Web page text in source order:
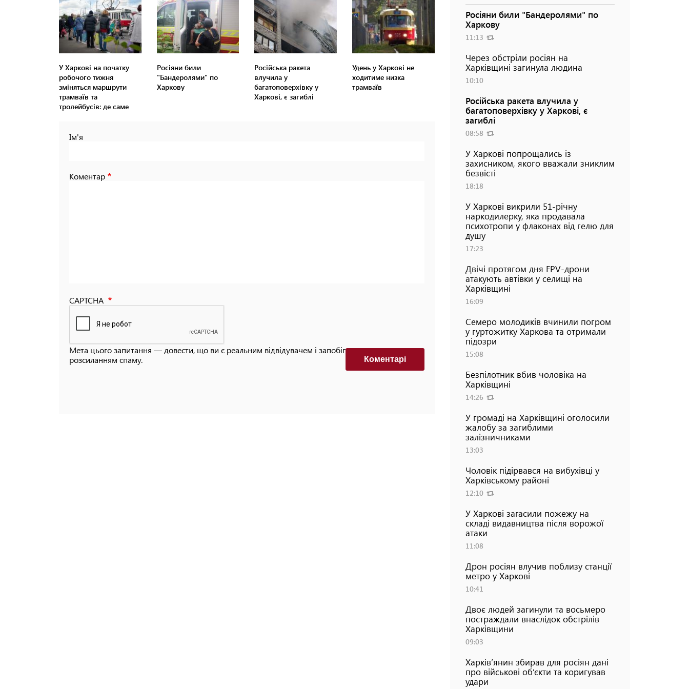
У Харкові на початку
робочого тижня
зміняться маршрути
трамваїв та
тролейбусів: де саме
Росіяни били
"Бандеролями" по
Харкову
Російська ракета
влучила у
багатоповерхівку у
Харкові, є загиблі
Удень у Харкові не
ходитиме низка
трамваїв
Ім'я
Коментар
CAPTCHA
Мета цього запитання — довести, що ви є реальним відвідувачем і запобігти автоматизованим
розсиланням спаму.
Коментарi
Росіяни били "Бандеролями" по
Харкову
11:13
Через обстріли росіян на
Харківщині загинула людина
10:10
Російська ракета влучила у
багатоповерхівку у Харкові, є
загиблі
08:58
У Харкові попрощались із
захисником, якого вважали зниклим
безвісті
18:18
У Харкові викрили 51-річну
наркодилерку, яка продавала
психотропи у флаконах від гелю для
душу
17:23
Двічі протягом дня FPV-дрони
атакують автівки у селищі на
Харківщині
16:09
Семеро молодиків вчинили погром
у гуртожитку Харкова та отримали
підозри
15:08
Безпілотник вбив чоловіка на
Харківщині
14:26
У громаді на Харківщині оголосили
жалобу за загиблими
залізничниками
13:03
Чоловік підірвався на вибухівці у
Харківському районі
12:10
У Харкові загасили пожежу на
складі видавництва після ворожої
атаки
11:08
Дрон росіян влучив поблизу станції
метро у Харкові
10:41
Двоє людей загинули та восьмеро
постраждали внаслідок обстрілів
Харківщини
09:03
Харків’янин збирав для росіян дані
про військові об’єкти та коригував
удари